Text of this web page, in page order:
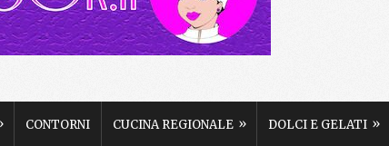
CONTORNI CUCINA REGIONALE » DOLCI E GELATI »